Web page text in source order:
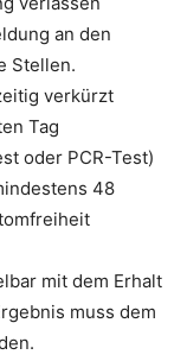
an den
Stellen.
verkürzt
Tag
oder PCR-Test)
48
mit dem Erhalt
muss dem